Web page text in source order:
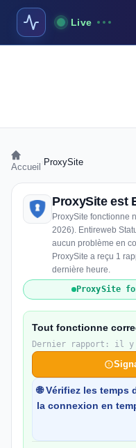
Live
Accueil ProxySite
ProxySite est
ProxySite fonctionne
2026). Entireweb
aucun problème en
ProxySite a reçu 1
dernière heure.
ProxySite
Tout fonctionne
Dernier rapport: il y
🌐 Vérifiez les
la connexion en